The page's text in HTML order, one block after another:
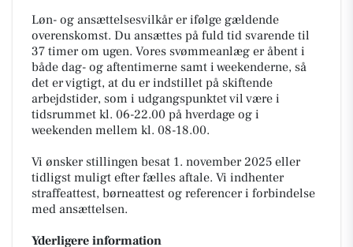
Løn- og ansættelsesvilkår er ifølge gældende
overenskomst. Du ansættes på fuld tid svarende til
37 timer om ugen. Vores svømmeanlæg er åbent i
både dag- og aftentimerne samt i weekenderne, så
det er vigtigt, at du er indstillet på skiftende
arbejdstider, som i udgangspunktet vil være i
tidsrummet kl. 06-22.00 på hverdage og i
weekenden mellem kl. 08-18.00.
Vi ønsker stillingen besat 1. november 2025 eller
tidligst muligt efter fælles aftale. Vi indhenter
straffeattest, børneattest og referencer i forbindelse
med ansættelsen.
Yderligere information